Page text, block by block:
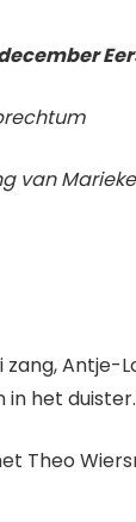
van
zang, Antje-
in het
Theo